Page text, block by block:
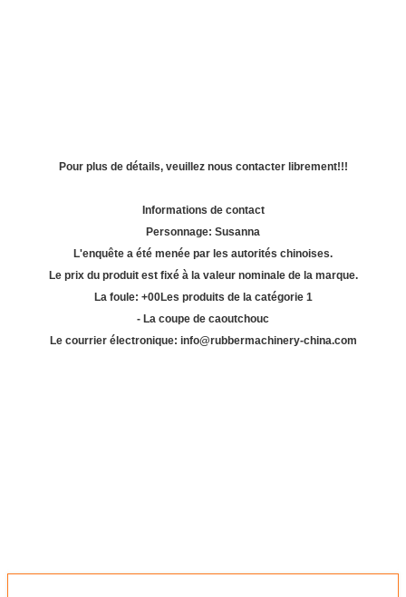
Pour plus de détails, veuillez nous contacter librement!!!
Informations de contact
Personnage: Susanna
L'enquête a été menée par les autorités chinoises.
Le prix du produit est fixé à la valeur nominale de la marque.
La foule: +00Les produits de la catégorie 1
- La coupe de caoutchouc
Le courrier électronique: info@rubbermachinery-china.com